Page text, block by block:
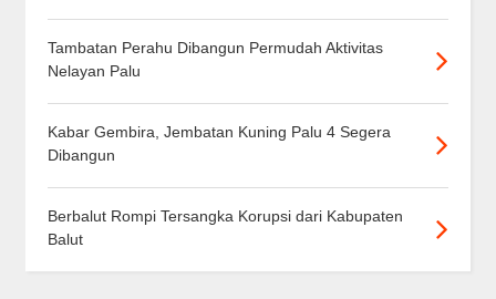
Tambatan Perahu Dibangun Permudah Aktivitas
Nelayan Palu
Kabar Gembira, Jembatan Kuning Palu 4 Segera
Dibangun
Berbalut Rompi Tersangka Korupsi dari Kabupaten
Balut